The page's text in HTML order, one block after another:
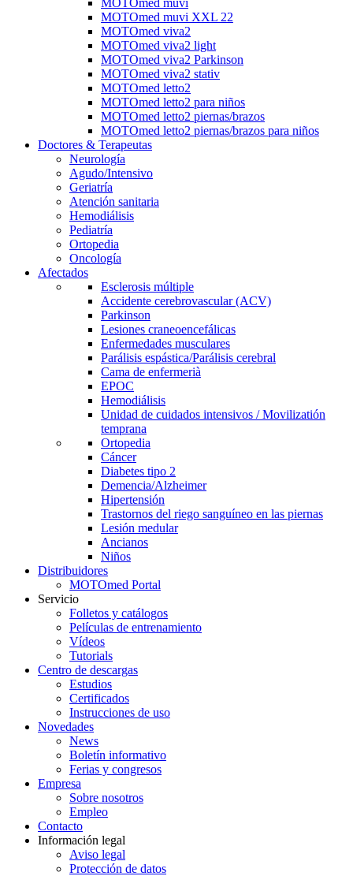
MOTOmed muvi
MOTOmed muvi XXL 22
MOTOmed viva2
MOTOmed viva2 light
MOTOmed viva2 Parkinson
MOTOmed viva2 stativ
MOTOmed letto2
MOTOmed letto2 para niños
MOTOmed letto2 piernas/brazos
MOTOmed letto2 piernas/brazos para niños
Doctores & Terapeutas
Neurología
Agudo/Intensivo
Geriatría
Atención sanitaria
Hemodiálisis
Pediatría
Ortopedia
Oncología
Afectados
Esclerosis múltiple
Accidente cerebrovascular (ACV)
Parkinson
Lesiones craneoencefálicas
Enfermedades musculares
Parálisis espástica/Parálisis cerebral
Cama de enfermerià
EPOC
Hemodiálisis
Unidad de cuidados intensivos / Movilizatión
temprana
Ortopedia
Cáncer
Diabetes tipo 2
Demencia/Alzheimer
Hipertensión
Trastornos del riego sanguíneo en las piernas
Lesión medular
Ancianos
Niños
Distribuidores
MOTOmed Portal
Servicio
Folletos y catálogos
Películas de entrenamiento
Vídeos
Tutorials
Centro de descargas
Estudios
Certificados
Instrucciones de uso
Novedades
News
Boletín informativo
Ferias y congresos
Empresa
Sobre nosotros
Empleo
Contacto
Información legal
Aviso legal
Protección de datos